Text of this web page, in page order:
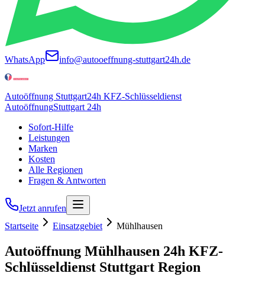
WhatsApp info@autooeffnung-stuttgart24h.de
Autoöffnung Stuttgart24h KFZ-Schlüsseldienst
AutoöffnungStuttgart 24h
Sofort-Hilfe
Leistungen
Marken
Kosten
Alle Regionen
Fragen & Antworten
Jetzt anrufen
Startseite
Einsatzgebiet Mühlhausen
Autoöffnung Mühlhausen 24h KFZ-
Schlüsseldienst Stuttgart Region